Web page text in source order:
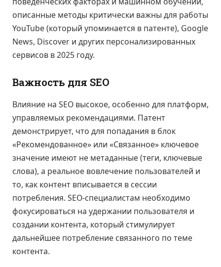
описанные методы критически важны для работы
YouTube (который упоминается в патенте), Google
News, Discover и других персонализированных
сервисов в 2025 году.
Важность для SEO
Влияние на SEO высокое, особенно для платформ,
управляемых рекомендациями. Патент
демонстрирует, что для попадания в блок
«Рекомендованное» или «Связанное» ключевое
значение имеют не метаданные (теги, ключевые
слова), а реальное вовлечение пользователей и
то, как контент вписывается в сессии
потребления. SEO-специалистам необходимо
фокусироваться на удержании пользователя и
создании контента, который стимулирует
дальнейшее потребление связанного по теме
контента.